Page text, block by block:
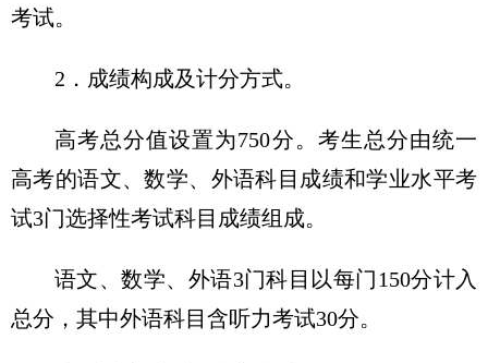
考试。
2．成绩构成及计分方式。
高考总分值设置为750分。考生总分由统一
高考的语文、数学、外语科目成绩和学业水平考
试3门选择性考试科目成绩组成。
语文、数学、外语3门科目以每门150分计入
总分，其中外语科目含听力考试30分。